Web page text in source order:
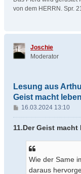
von dem HERRN. Spr.
Joschie
Moderator
Lesung aus
Geist macht
B
e
i
16.03.2024 13:10
11.Der Geist macht
Wie der Same
daraus